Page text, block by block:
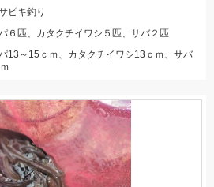
ビキ釣り
６匹、カタクチイワシ５匹、サバ２匹
13～15ｃｍ、カタクチイワシ13ｃｍ、サバ